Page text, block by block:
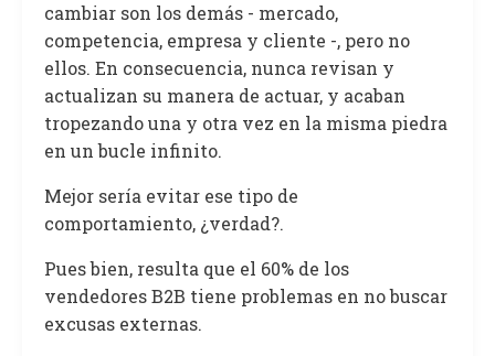
cambiar son los demás - mercado,
competencia, empresa y cliente -, pero no
ellos. En consecuencia, nunca revisan y
actualizan su manera de actuar, y acaban
tropezando una y otra vez en la misma piedra
en un bucle infinito.
Mejor sería evitar ese tipo de
comportamiento, ¿verdad?.
Pues bien, resulta que el 60% de los
vendedores B2B tiene problemas en no buscar
excusas externas.